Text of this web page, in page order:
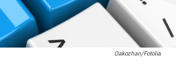
Oakozhan/Fotolia